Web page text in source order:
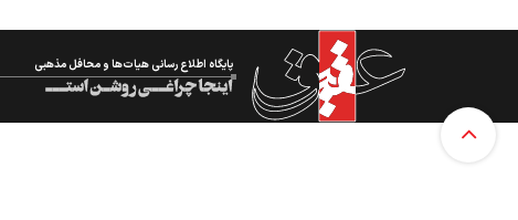
پایگاه اطلاع رسانی هیات‌ها و محافل مذهبی